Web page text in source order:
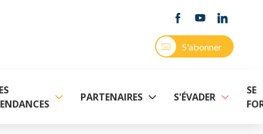
S'abonner
PARTENAIRES S'ÉVADER
SE